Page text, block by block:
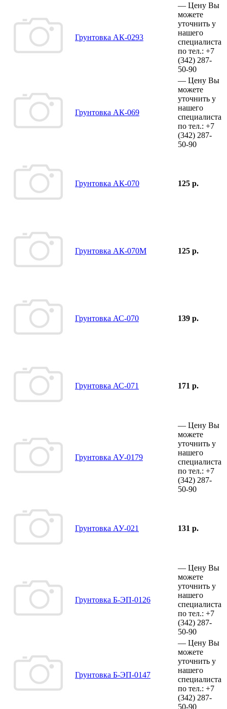
Грунтовка АК-0293
— Цену Вы
можете
уточнить у
нашего
специалиста
по тел.: +7
(342) 287-
50-90
Грунтовка АК-069
— Цену Вы
можете
уточнить у
нашего
специалиста
по тел.: +7
(342) 287-
50-90
Грунтовка АК-070 125 р.
Грунтовка АК-070М 125 р.
Грунтовка АС-070 139 р.
Грунтовка АС-071 171 р.
Грунтовка АУ-0179
— Цену Вы
можете
уточнить у
нашего
специалиста
по тел.: +7
(342) 287-
50-90
Грунтовка АУ-021 131 р.
Грунтовка Б-ЭП-0126
— Цену Вы
можете
уточнить у
нашего
специалиста
по тел.: +7
(342) 287-
50-90
Грунтовка Б-ЭП-0147
— Цену Вы
можете
уточнить у
нашего
специалиста
по тел.: +7
(342) 287-
50-90